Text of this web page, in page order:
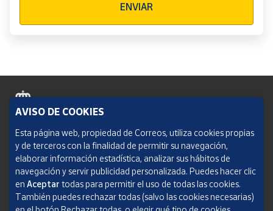
ENVIAR
Política de cookies
Aviso legal
Condiciones del servicio
Política de Privacidad Web
AVISO DE COOKIES
Esta página web, propiedad de Correos, utiliza cookies propias
y de terceros con la finalidad de permitir su navegación,
elaborar información estadística, analizar sus hábitos de
navegación y servir publicidad personalizada. Puedes hacer clic
en Aceptar todas para permitir el uso de todas las cookies.
También puedes rechazar todas (salvo las cookies necesarias)